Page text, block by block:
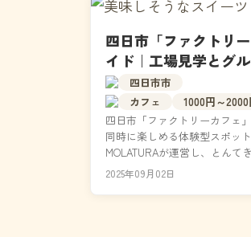
四日市「ファクトリ
イド｜工場見学とグ
める特別なカフェ
四日市市
カフェ
1000円～2000
四日市「ファクトリーカフェ
同時に楽しめる体験型スポッ
MOLATURAが運営し、とんて
ん、モンブランなど四日市な
2025年09月02日